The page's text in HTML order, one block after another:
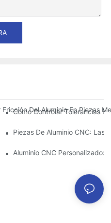
Del Aluminio En Piezas
Cómo Controlar Tolerancias
Aluminio: Personalización Para
Piezas De Aluminio CNC: Las
Explorando Las Últimas
Aluminio CNC Personalizado: